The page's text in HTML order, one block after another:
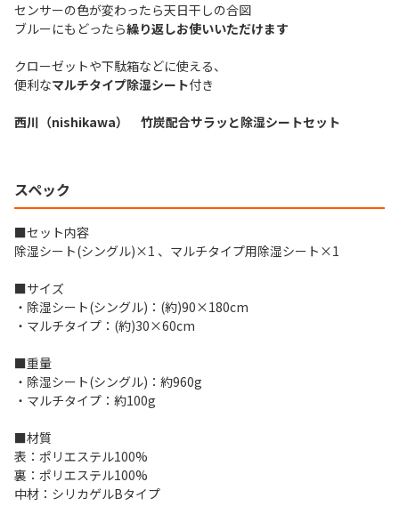
センサーの色が変わったら天日干しの合図
ブルーにもどったら繰り返しお使いいただけます
クローゼットや下駄箱などに使える、
便利なマルチタイプ除湿シート付き
西川（nishikawa） 竹炭配合サラッと除湿シートセット
スペック
■セット内容
除湿シート(シングル)×1 、マルチタイプ用除湿シート×1
■サイズ
・除湿シート(シングル)：(約)90×180cm
・マルチタイプ：(約)30×60cm
■重量
・除湿シート(シングル)：約960g
・マルチタイプ：約100g
■材質
表：ポリエステル100%
裏：ポリエステル100%
中材：シリカゲルBタイプ